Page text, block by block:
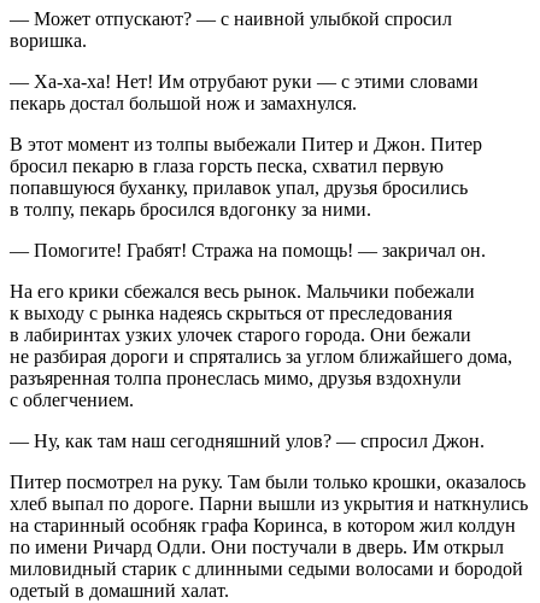
— Может отпускают? — с наивной улыбкой спросил
воришка.
— Ха-ха-ха! Нет! Им отрубают руки — с этими словами
пекарь достал большой нож и замахнулся.
В этот момент из толпы выбежали Питер и Джон. Питер
бросил пекарю в глаза горсть песка, схватил первую
попавшуюся буханку, прилавок упал, друзья бросились
в толпу, пекарь бросился вдогонку за ними.
— Помогите! Грабят! Стража на помощь! — закричал он.
На его крики сбежался весь рынок. Мальчики побежали
к выходу с рынка надеясь скрыться от преследования
в лабиринтах узких улочек старого города. Они бежали
не разбирая дороги и спрятались за углом ближайшего дома,
разъяренная толпа пронеслась мимо, друзья вздохнули
с облегчением.
— Ну, как там наш сегодняшний улов? — спросил Джон.
Питер посмотрел на руку. Там были только крошки, оказалось
хлеб выпал по дороге. Парни вышли из укрытия и наткнулись
на старинный особняк графа Коринса, в котором жил колдун
по имени Ричард Одли. Они постучали в дверь. Им открыл
миловидный старик с длинными седыми волосами и бородой
одетый в домашний халат.